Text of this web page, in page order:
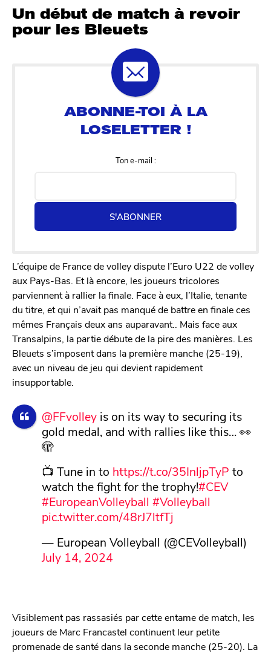
Un début de match à revoir
pour les Bleuets
Ton e-mail :
S'ABONNER
L’équipe de France de volley dispute l’Euro U22 de volley
aux Pays-Bas. Et là encore, les joueurs tricolores
parviennent à rallier la finale. Face à eux, l’Italie, tenante
du titre, et qui n’avait pas manqué de battre en finale ces
mêmes Français deux ans auparavant.. Mais face aux
Transalpins, la partie débute de la pire des manières. Les
Bleuets s’imposent dans la première manche (25-19),
avec un niveau de jeu qui devient rapidement
insupportable.
@FFvolleyis on its way to securing its
gold medal, and with rallies like this… 👀
🫣
📺 Tune in to https://t.co/35InljpTyP to
watch the fight for the trophy!#CEV
#EuropeanVolleyball #Volleyball
pic.twitter.com/48rJ7ltfTj
— European Volleyball (@CEVolleyball)
July 14, 2024
Visiblement pas rassasiés par cette entame de match, les
joueurs de Marc Francastel continuent leur petite
promenade de santé dans la seconde manche (25-20). La